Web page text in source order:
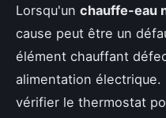
Lorsqu'un chauffe-eau
cause peut être un
élément chauffant
alimentation électrique.
vérifier le thermostat